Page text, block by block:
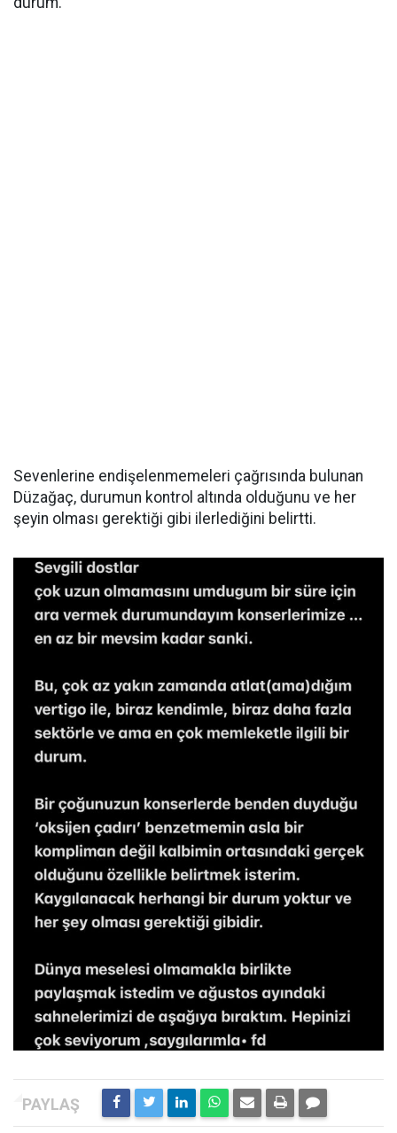
Sevenlerine endişelenmemeleri çağrısında bulunan
Düzağaç, durumun kontrol altında olduğunu ve her
şeyin olması gerektiği gibi ilerlediğini belirtti.